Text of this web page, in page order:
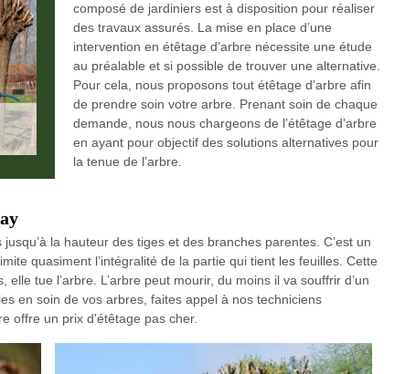
composé de jardiniers est à disposition pour réaliser
des travaux assurés. La mise en place d’une
intervention en étêtage d’arbre nécessite une étude
au préalable et si possible de trouver une alternative.
Pour cela, nous proposons tout étêtage d’arbre afin
de prendre soin votre arbre. Prenant soin de chaque
demande, nous nous chargeons de l’étêtage d’arbre
en ayant pour objectif des solutions alternatives pour
la tenue de l’arbre.
la hauteur des tiges et des branches parentes. C’est un
quasiment l’intégralité de la partie qui tient les feuilles. Cette
tue l’arbre. L’arbre peut mourir, du moins il va souffrir d’un
en soin de vos arbres, faites appel à nos techniciens
offre un prix d'étêtage pas cher.